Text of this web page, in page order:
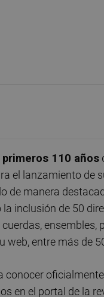
primeros 110 años
el lanzamiento de
de manera
inclusión de 50
web, entre más de
conocer
en el portal de la